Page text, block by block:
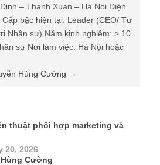
– Thanh Xuan – Ha Noi Điện
bậc hiện tại: Leader (CEO/ Tư
Nhân sự) Năm kinh nghiệm: > 10
sự Nơi làm việc: Hà Nội hoặc
Hùng Cường →
thuật phối hợp marketing và
20, 2026
Cường